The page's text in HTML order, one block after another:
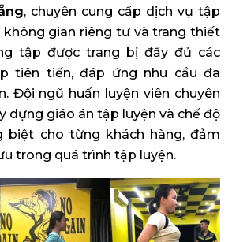
, chuyên cung cấp dịch vụ tập
không gian riêng tư và trang thiết
tập được trang bị đầy đủ các
tiên tiến, đáp ứng nhu cầu đa
Đội ngũ huấn luyện viên chuyên
dựng giáo án tập luyện và chế độ
biệt cho từng khách hàng, đảm
trong quá trình tập luyện.